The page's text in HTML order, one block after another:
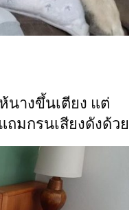
นางขึ้นเตียง แต่
มกรนเสียงดังด้วย